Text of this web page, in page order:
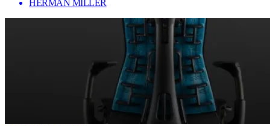
HERMAN MILLER